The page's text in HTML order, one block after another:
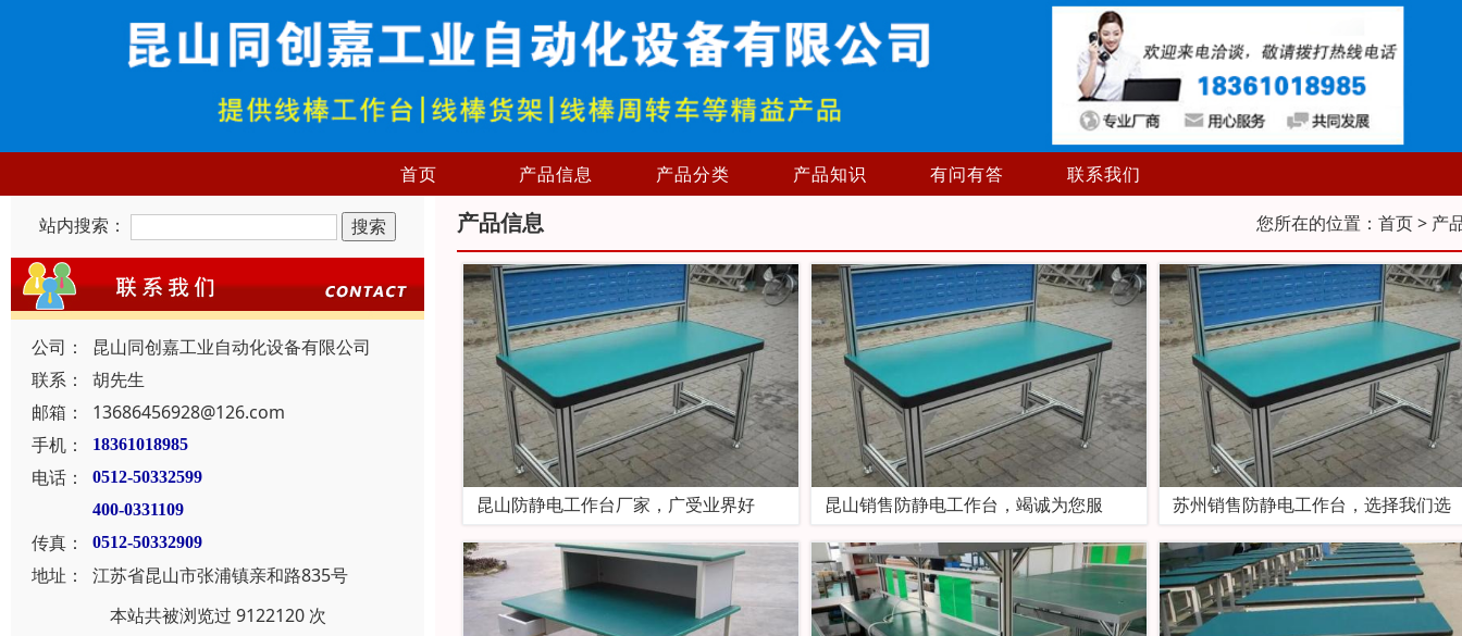
首页 产品信息 产品分类 产品知识 有问有答 联系我们
站内搜索：
公司：
昆山同创嘉工业自动化设备有限公司
联系：
胡先生
邮箱：
13686456928@126.com
手机：
18361018985
电话：
0512-50332599
400-0331109
传真： 0512-50332909
地址：
江苏省昆山市张浦镇亲和路835号
本站共被浏览过 9122120 次
产品信息 您所在的位置： 首页> 产
昆山防静电工作台厂家，广受业界好 昆山销售防静电工作台，竭诚为您服 苏州销售防静电工作台，选择我们选